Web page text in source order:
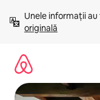
mergi
conținut
Unele informații
originală